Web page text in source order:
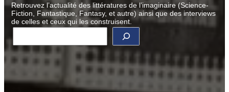
Retrouvez l’actualité des littératures de l’imaginaire (Science-
Fiction, Fantastique, Fantasy, et autre) ainsi que des interviews
de celles et ceux qui les construisent.
R
e
c
h
e